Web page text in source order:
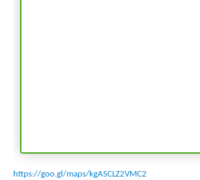
https://goo.gl/maps/kgASCLZ2VMC2